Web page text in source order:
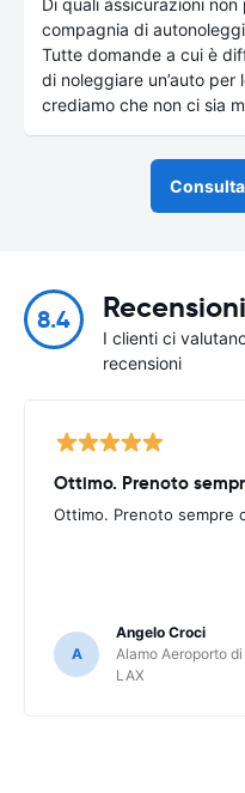
Di quali assicurazioni
compagnia di
Tutte domande a cui è
di noleggiare un’auto per
crediamo che non ci sia
8.4
I clienti ci
recensioni
Ottimo. Prenoto sempre
A
Angelo Croci
Alamo Aeroporto
LAX